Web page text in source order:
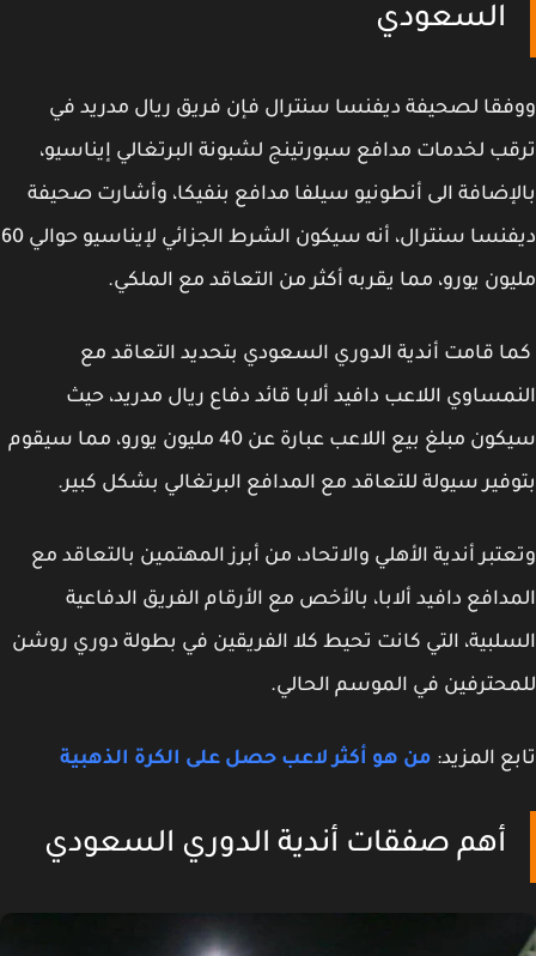
السعودي
لصحيفة ديفنسا سنترال فإن فريق ريال مدريد في
لخدمات مدافع سبورتينج لشبونة البرتغالي إيناسيو،
الى أنطونيو سيلفا مدافع بنفيكا، وأشارت صحيفة
ديفنسا سنترال، أنه سيكون الشرط الجزائي لإيناسيو حوالي 60
يورو، مما يقربه أكثر من التعاقد مع الملكي.
قامت أندية الدوري السعودي بتحديد التعاقد مع
اللاعب دافيد ألابا قائد دفاع ريال مدريد، حيث
سيكون مبلغ بيع اللاعب عبارة عن 40 مليون يورو، مما سيقوم
سيولة للتعاقد مع المدافع البرتغالي بشكل كبير.
أندية الأهلي والاتحاد، من أبرز المهتمين بالتعاقد مع
دافيد ألابا، بالأخص مع الأرقام الفريق الدفاعية
التي كانت تحيط كلا الفريقين في بطولة دوري روشن
في الموسم الحالي.
المزيد:من هو أكثر لاعب حصل على الكرة الذهبية
أهم صفقات أندية الدوري السعودي